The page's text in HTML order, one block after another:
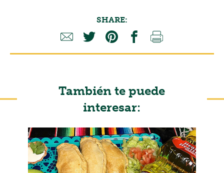
SHARE:
También te puede
interesar: